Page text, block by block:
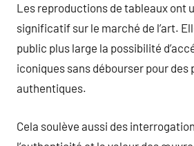
Les reproductions de tableaux ont
significatif sur le marché de l’art.
public plus large la possibilité
iconiques sans débourser pour des
authentiques.
Cela soulève aussi des